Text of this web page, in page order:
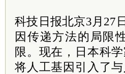
科技日报北京3月27
因传递方法的局限
限。现在，日本科
将人工基因引入了